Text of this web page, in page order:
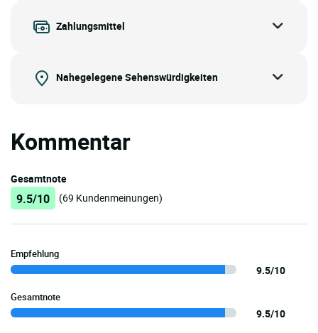
Zahlungsmittel
Nahegelegene Sehenswürdigkeiten
Kommentar
Gesamtnote
9.5/10 (69 Kundenmeinungen)
Empfehlung
9.5/10
Gesamtnote
9.5/10